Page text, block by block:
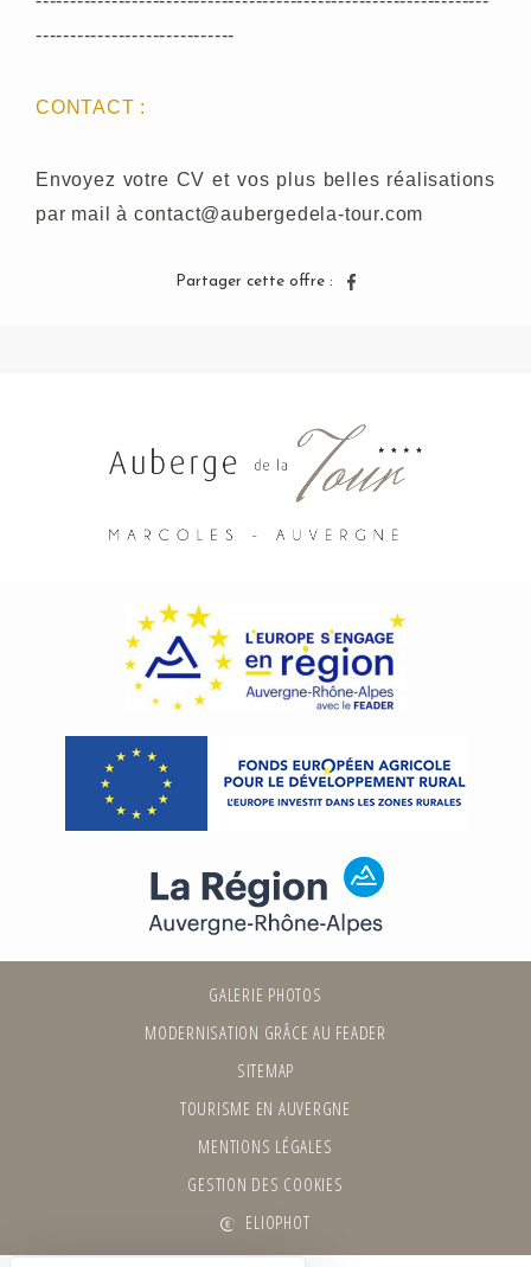
-----------------------------
CONTACT :
Envoyez votre CV et vos plus belles réalisations
par mail à contact@aubergedela-tour.com
Partager cette offre :
GALERIE PHOTOS
MODERNISATION GRÂCE AU FEADER
SITEMAP
TOURISME EN AUVERGNE
MENTIONS LÉGALES
GESTION DES COOKIES
ELIOPHOT